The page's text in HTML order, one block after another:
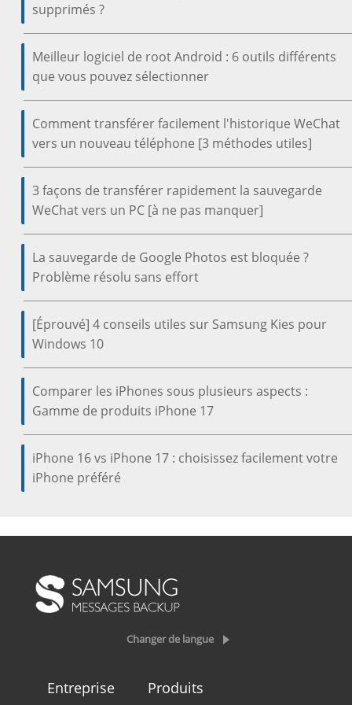
supprimés ?
Meilleur logiciel de root Android : 6 outils différents
que vous pouvez sélectionner
Comment transférer facilement l'historique WeChat
vers un nouveau téléphone [3 méthodes utiles]
3 façons de transférer rapidement la sauvegarde
WeChat vers un PC [à ne pas manquer]
La sauvegarde de Google Photos est bloquée ?
Problème résolu sans effort
[Éprouvé] 4 conseils utiles sur Samsung Kies pour
Windows 10
Comparer les iPhones sous plusieurs aspects :
Gamme de produits iPhone 17
iPhone 16 vs iPhone 17 : choisissez facilement votre
iPhone préféré
Changer de langue
Entreprise Produits